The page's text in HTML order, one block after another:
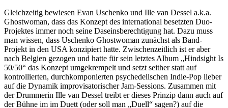
Gleichzeitig bewiesen Evan Uschenko und Ille van Dessel a.k.a.
Ghostwoman, dass das Konzept des international besetzten Duo-
Projektes immer noch seine Daseinsberechtigung hat. Dazu muss
man wissen, dass Uschenko Ghostwoman zunächst als Band-
Projekt in den USA konzipiert hatte. Zwischenzeitlich ist er aber
nach Belgien gezogen und hatte für sein letztes Album „Hindsight Is
50/50“ das Konzept umgekrempelt und setzt seither statt auf
kontrollierten, durchkomponierten psychedelischen Indie-Pop lieber
auf die Dynamik improvisatorischer Jam-Sessions. Zusammen mit
der Drummerin Ille van Dessel treibt er dieses Prinzip dann auch auf
der Bühne im im Duett (oder soll man „Duell“ sagen?) auf die